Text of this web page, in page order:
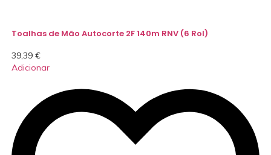
Toalhas de Mão Autocorte 2F 140m RNV (6 Rol)
39,39 €
Adicionar